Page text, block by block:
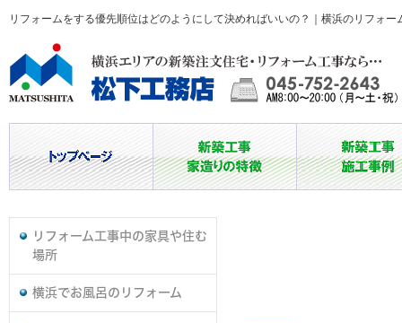
リフォームをする優先順位はどのようにして決めればいいの？｜横浜のリフォー
リフォーム工事中の家具や住む
場所
横浜でお風呂のリフォーム